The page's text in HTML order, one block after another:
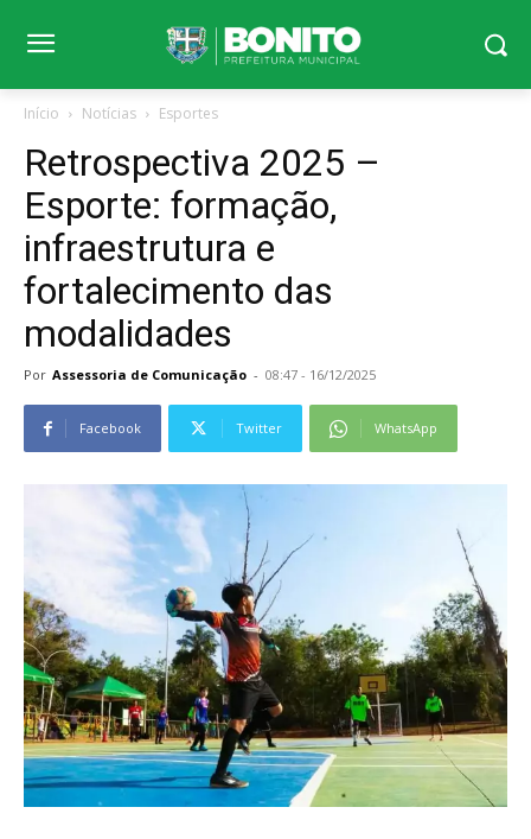
Início Notícias Esportes
Retrospectiva 2025 –
Esporte: formação,
infraestrutura e
fortalecimento das
modalidades
Por Assessoria de Comunicação - 08:47 - 16/12/2025
Facebook Twitter WhatsApp